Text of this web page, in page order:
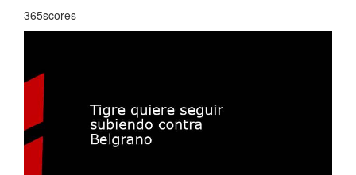
365scores